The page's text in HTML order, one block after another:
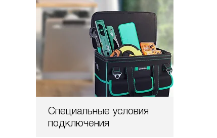
Специальные условия
подключения